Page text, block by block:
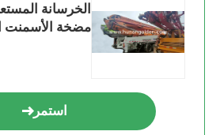
مضخة الأسمنت
استمر